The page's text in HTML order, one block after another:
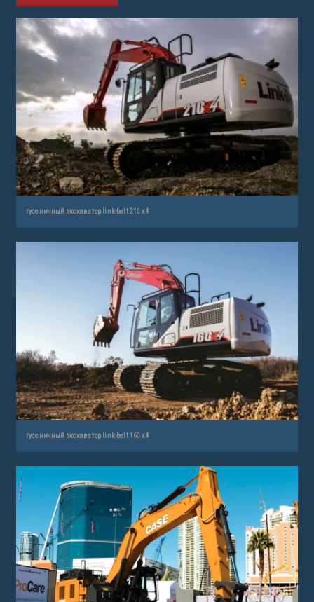
гусеничный экскаватор link-belt 210 x4
гусеничный экскаватор link-belt 160 x4